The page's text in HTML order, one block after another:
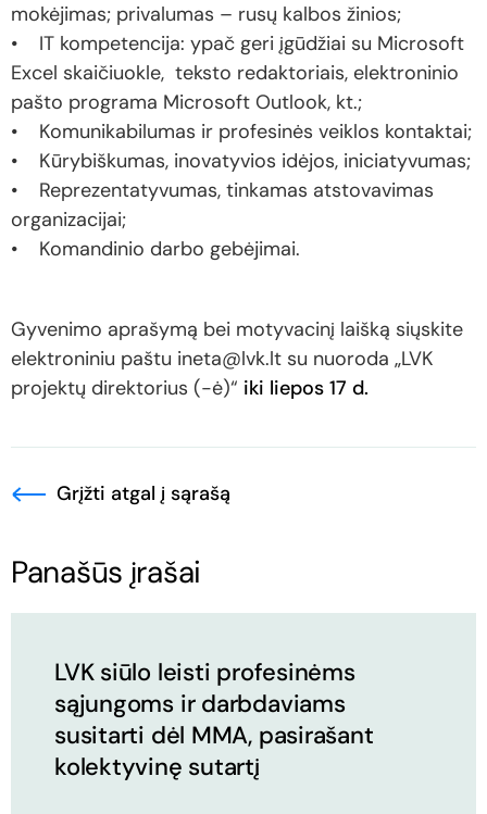
mokėjimas; privalumas – rusų kalbos žinios;
• IT kompetencija: ypač geri įgūdžiai su Microsoft
Excel skaičiuokle, teksto redaktoriais, elektroninio
pašto programa Microsoft Outlook, kt.;
• Komunikabilumas ir profesinės veiklos kontaktai;
• Kūrybiškumas, inovatyvios idėjos, iniciatyvumas;
• Reprezentatyvumas, tinkamas atstovavimas
organizacijai;
• Komandinio darbo gebėjimai.
Gyvenimo aprašymą bei motyvacinį laišką siųskite
elektroniniu paštu ineta@lvk.lt su nuoroda „LVK
projektų direktorius (-ė)“ iki liepos 17 d.
Grįžti atgal į sąrašą
Panašūs įrašai
LVK siūlo leisti profesinėms
sąjungoms ir darbdaviams
susitarti dėl MMA, pasirašant
kolektyvinę sutartį